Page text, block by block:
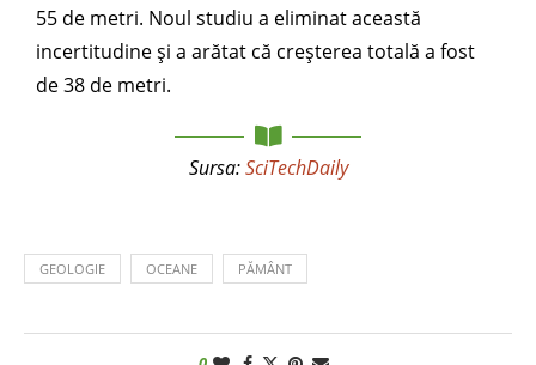
55 de metri. Noul studiu a eliminat această
incertitudine și a arătat că creșterea totală a fost
de 38 de metri.
Sursa:SciTechDaily
GEOLOGIE OCEANE PĂMÂNT